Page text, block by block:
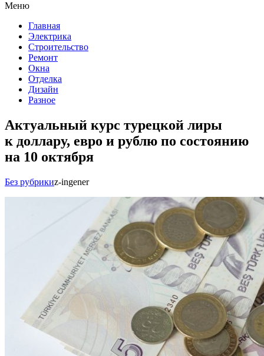
Меню
Главная
Электрика
Строительство
Ремонт
Окна
Отделка
Дизайн
Разное
Актуальный курс турецкой лиры
к доллару, евро и рублю по состоянию
на 10 октября
Без рубрикиz-ingener